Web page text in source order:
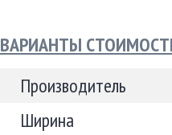
ВАРИАНТЫ
Производитель
Ширина